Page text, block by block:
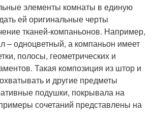
элементы комнаты в единую
ей оригинальные черты
тканей-компаньонов. Например,
– одноцветный, а компаньон имеет
полосы, геометрических и
Такая композиция из штор и
и другие предметы
подушки, покрывала на
сочетаний представлены на